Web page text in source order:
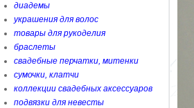
диадемы
украшения для волос
товары для рукоделия
браслеты
свадебные перчатки, митенки
сумочки, клатчи
коллекции свадебных аксессуаров
подвязки для невесты